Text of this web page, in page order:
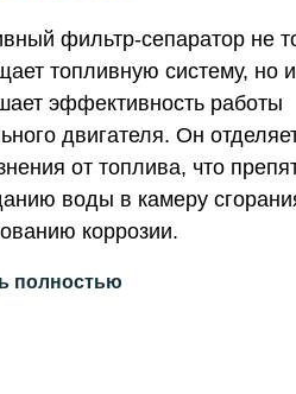
фильтр-сепаратор не
топливную систему, но и
эффективность работы
двигателя. Он
от топлива, что
воды в камеру
коррозии.
полностью